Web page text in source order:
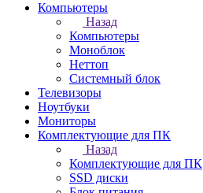
Компьютеры
Назад
Компьютеры
Моноблок
Неттоп
Системный блок
Телевизоры
Ноутбуки
Мониторы
Комплектующие для ПК
Назад
Комплектующие для ПК
SSD диски